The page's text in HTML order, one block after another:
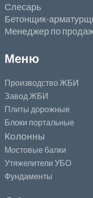
Слесарь
Бетонщик-
Менеджер по
Меню
Производство ЖБИ
Завод ЖБИ
Плиты дорожные
Блоки портальные
Колонны
Мостовые балки
Утяжелители УБО
Фундаменты